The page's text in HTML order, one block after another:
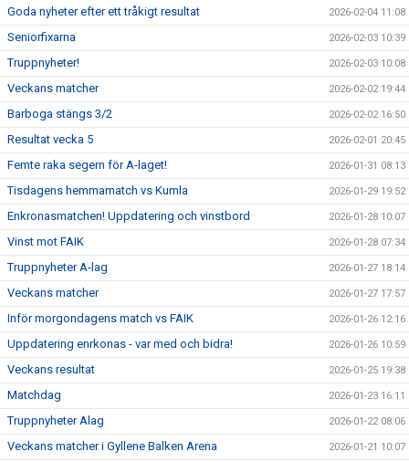
Goda nyheter efter ett tråkigt resultat 2026-02-04 11:08
Seniorfixarna 2026-02-03 10:39
Truppnyheter! 2026-02-03 10:08
Veckans matcher 2026-02-02 19:44
Barboga stängs 3/2 2026-02-02 16:50
Resultat vecka 5 2026-02-01 20:45
Femte raka segern för A-laget! 2026-01-31 08:13
Tisdagens hemmamatch vs Kumla 2026-01-29 19:52
Enkronasmatchen! Uppdatering och vinstbord 2026-01-28 10:07
Vinst mot FAIK 2026-01-28 07:34
Truppnyheter A-lag 2026-01-27 18:14
Veckans matcher 2026-01-27 17:57
Inför morgondagens match vs FAIK 2026-01-26 12:16
Uppdatering enrkonas - var med och bidra! 2026-01-26 10:59
Veckans resultat 2026-01-25 19:38
Matchdag 2026-01-23 16:11
Truppnyheter Alag 2026-01-22 08:06
Veckans matcher i Gyllene Balken Arena 2026-01-21 10:07